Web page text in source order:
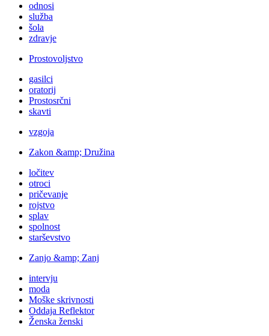
odnosi
služba
šola
zdravje
Prostovoljstvo
gasilci
oratorij
Prostosrčni
skavti
vzgoja
Zakon &amp; Družina
ločitev
otroci
pričevanje
rojstvo
splav
spolnost
starševstvo
Zanjo &amp; Zanj
intervju
moda
Moške skrivnosti
Oddaja Reflektor
Ženska ženski